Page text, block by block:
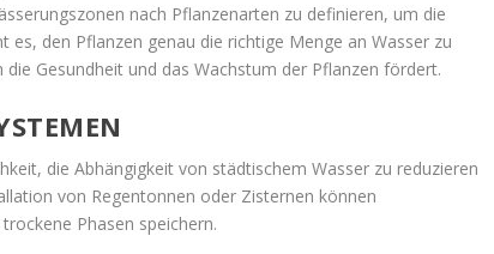
nach Pflanzenarten zu definieren, um die
den Pflanzen genau die richtige Menge an Wasser zu
Gesundheit und das Wachstum der Pflanzen fördert.
die Abhängigkeit von städtischem Wasser zu reduzieren
von Regentonnen oder Zisternen können
Phasen speichern.